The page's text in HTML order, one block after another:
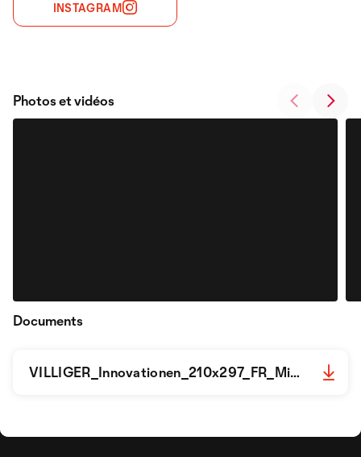
INSTAGRAM
Photos et vidéos
Documents
VILLIGER_Innovationen_210x297_FR_Mid-compressed.pdf